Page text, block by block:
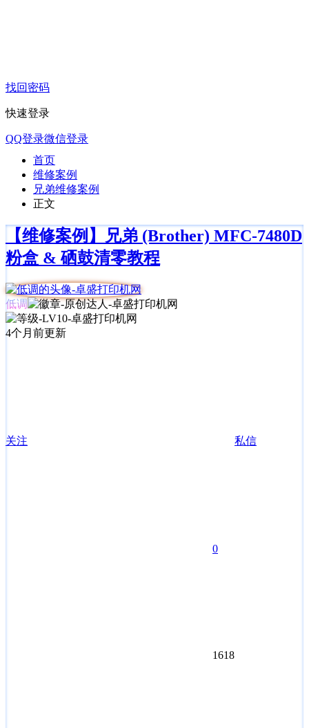
找回密码
快速登录
QQ登录微信登录
首页
维修案例
兄弟维修案例
正文
【维修案例】兄弟 (Brother) MFC-7480D
粉盒 & 硒鼓清零教程
低调
4个月前更新
关注 私信
0
1618